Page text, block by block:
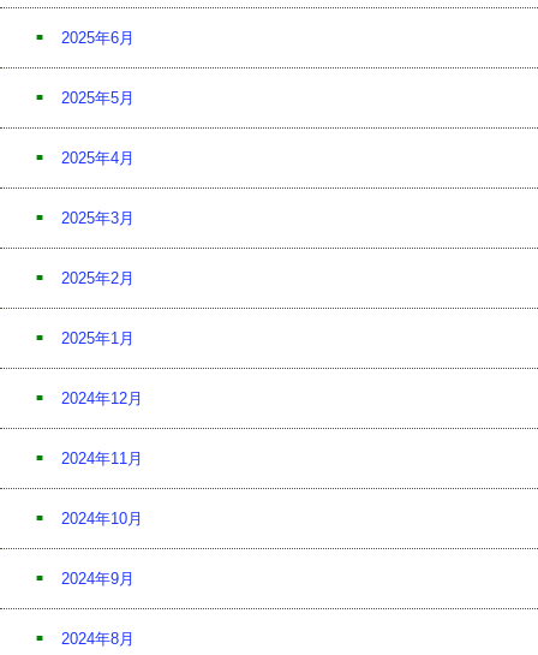
2025年6月
2025年5月
2025年4月
2025年3月
2025年2月
2025年1月
2024年12月
2024年11月
2024年10月
2024年9月
2024年8月